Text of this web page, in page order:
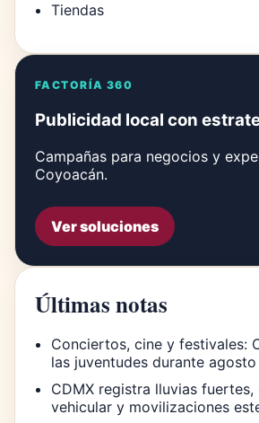
Tiendas
FACTORÍA 360
Publicidad local con
Campañas para negocios y
Coyoacán.
Ver soluciones
Últimas notas
Conciertos, cine y festivales:
las juventudes durante agosto
CDMX registra lluvias
vehicular y movilizaciones